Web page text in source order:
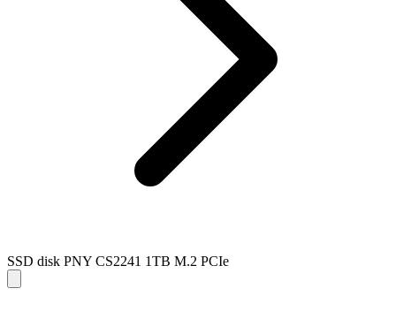
SSD disk PNY CS2241 1TB M.2 PCIe